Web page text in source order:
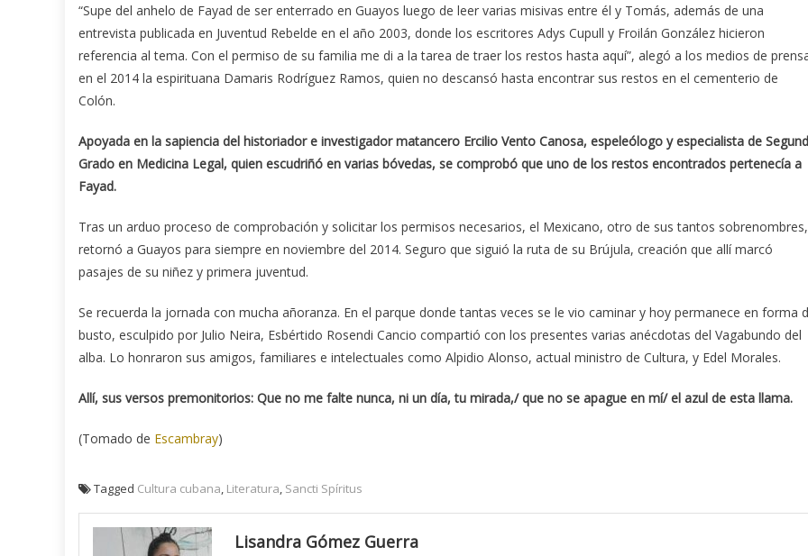
“Supe del anhelo de Fayad de ser enterrado en Guayos luego de leer varias misivas entre él y Tomás, además de una
entrevista publicada en Juventud Rebelde en el año 2003, donde los escritores Adys Cupull y Froilán González hicieron
referencia al tema. Con el permiso de su familia me di a la tarea de traer los restos hasta aquí”, alegó a los medios de
en el 2014 la espirituana Damaris Rodríguez Ramos, quien no descansó hasta encontrar sus restos en el cementerio de
Colón.
Apoyada en la sapiencia del historiador e investigador matancero Ercilio Vento Canosa, espeleólogo y especialista de
Grado en Medicina Legal, quien escudriñó en varias bóvedas, se comprobó que uno de los restos encontrados pertenecía a
Fayad.
Tras un arduo proceso de comprobación y solicitar los permisos necesarios, el Mexicano, otro de sus tantos sobrenombres,
retornó a Guayos para siempre en noviembre del 2014. Seguro que siguió la ruta de su Brújula, creación que allí marcó
pasajes de su niñez y primera juventud.
Se recuerda la jornada con mucha añoranza. En el parque donde tantas veces se le vio caminar y hoy permanece en forma
busto, esculpido por Julio Neira, Esbértido Rosendi Cancio compartió con los presentes varias anécdotas del Vagabundo del
alba. Lo honraron sus amigos, familiares e intelectuales como Alpidio Alonso, actual ministro de Cultura, y Edel Morales.
Allí, sus versos premonitorios: Que no me falte nunca, ni un día, tu mirada,/ que no se apague en mí/ el azul de esta llama.
(Tomado de Escambray)
Tagged Cultura cubana, Literatura, Sancti Spíritus
Lisandra Gómez Guerra